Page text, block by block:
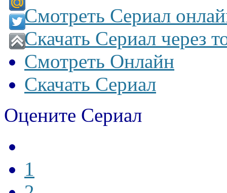
Смотреть Сериал
Скачать Сериал через
Смотреть Онлайн
Скачать Сериал
Оцените Сериал
1